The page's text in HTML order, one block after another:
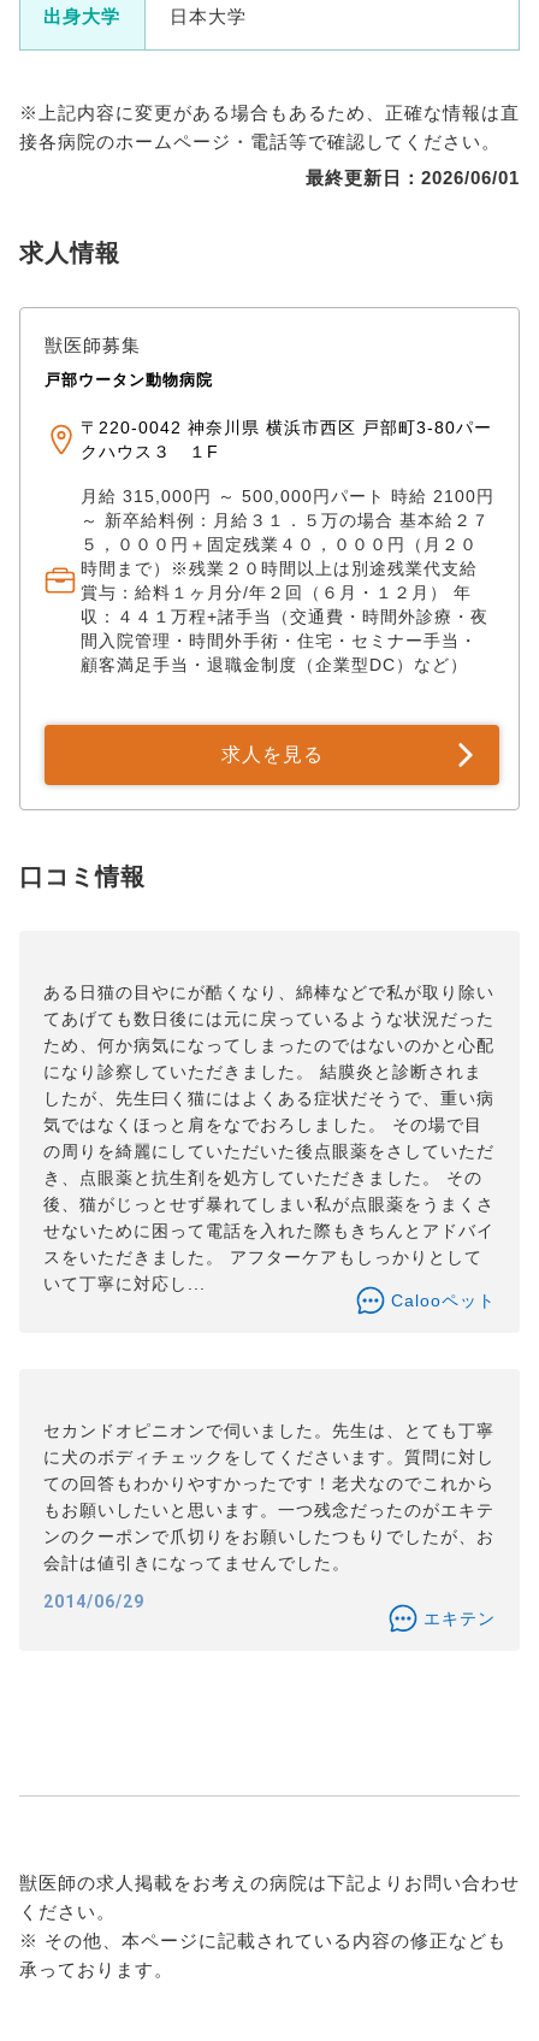
出身大学 日本大学
※上記内容に変更がある場合もあるため、正確な情報は直
接各病院のホームページ・電話等で確認してください。
最終更新日：2026/06/01
求人情報
獣医師募集
戸部ウータン動物病院
〒220-0042 神奈川県 横浜市西区 戸部町3-80パー
クハウス３ １F
月給 315,000円 ～ 500,000円パート 時給 2100円
～ 新卒給料例：月給３１．５万の場合 基本給２７
５，０００円＋固定残業４０，０００円（月２０
時間まで）※残業２０時間以上は別途残業代支給
賞与：給料１ヶ月分/年２回（６月・１２月） 年
収：４４１万程+諸手当（交通費・時間外診療・夜
間入院管理・時間外手術・住宅・セミナー手当・
顧客満足手当・退職金制度（企業型DC）など）
求人を見る
口コミ情報
ある日猫の目やにが酷くなり、綿棒などで私が取り除い
てあげても数日後には元に戻っているような状況だった
ため、何か病気になってしまったのではないのかと心配
になり診察していただきました。 結膜炎と診断されま
したが、先生曰く猫にはよくある症状だそうで、重い病
気ではなくほっと肩をなでおろしました。 その場で目
の周りを綺麗にしていただいた後点眼薬をさしていただ
き、点眼薬と抗生剤を処方していただきました。 その
後、猫がじっとせず暴れてしまい私が点眼薬をうまくさ
せないために困って電話を入れた際もきちんとアドバイ
スをいただきました。 アフターケアもしっかりとして
いて丁寧に対応し...
Calooペット
セカンドオピニオンで伺いました。先生は、とても丁寧
に犬のボディチェックをしてくださいます。質問に対し
ての回答もわかりやすかったです！老犬なのでこれから
もお願いしたいと思います。一つ残念だったのがエキテ
ンのクーポンで爪切りをお願いしたつもりでしたが、お
会計は値引きになってませんでした。
2014/06/29
エキテン
獣医師の求人掲載をお考えの病院は下記よりお問い合わせ
ください。
※ その他、本ページに記載されている内容の修正なども
承っております。